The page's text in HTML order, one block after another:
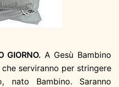
GIORNO. A Gesù Bambino
che serviranno per stringere
nato Bambino. Saranno